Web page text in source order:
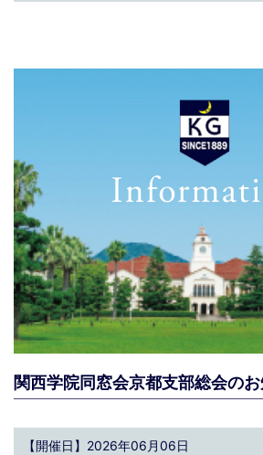
関西学院同窓会京都支部総会の
【開催日】2026年06月06日